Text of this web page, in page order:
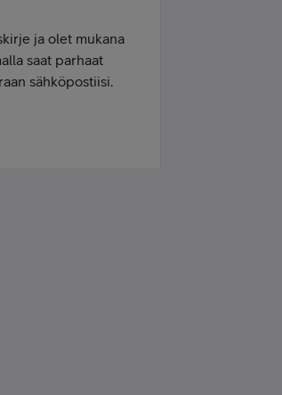
ja olet mukana
saat parhaat
sähköpostiisi.